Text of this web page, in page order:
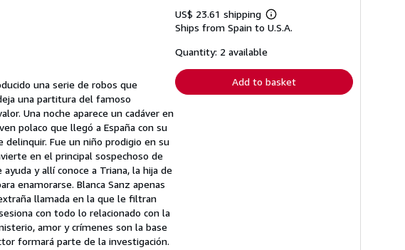
una serie de robos que
una partitura del famoso
Una noche aparece un cadáver en
polaco que llegó a España con su
delinquir. Fue un niño prodigio en su
en el principal sospechoso de
y allí conoce a Triana, la hija de
enamorarse. Blanca Sanz apenas
llamada en la que le filtran
con todo lo relacionado con la
amor y crímenes son la base
formará parte de la investigación.
US$ 23.61 shipping
Learn
more
Ships from Spain to U.S.A.
Quantity: 2 available
Add to basket